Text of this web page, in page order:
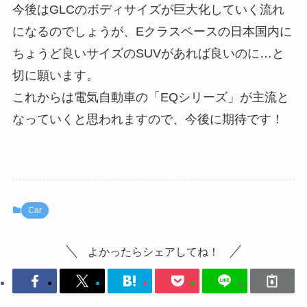
今後はGLCのボディサイズが巨大化していく流れ
になるのでしょうが、Eクラスベースの日本国内に
ちょうど良いサイズのSUVがあれば良いのに…と
切に願います。
これからは電気自動車の「EQシリーズ」が主流と
なっていくと思われますので、今後に期待です！
Car
よかったらシェアしてね！